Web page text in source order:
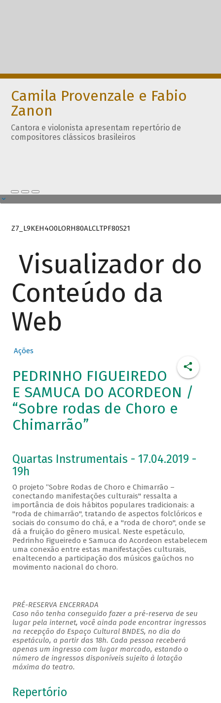
Camila Provenzale e Fabio
Zanon
Cantora e violonista apresentam repertório de
compositores clássicos brasileiros
Z7_L9KEH4O0LORH80ALCLTPF80S21
Visualizador do
Conteúdo da
Web
Ações
PEDRINHO FIGUEIREDO
E SAMUCA DO ACORDEON /
“Sobre rodas de Choro e
Chimarrão”
Quartas Instrumentais - 17.04.2019 -
19h
O projeto “Sobre Rodas de Choro e Chimarrão –
conectando manifestações culturais" ressalta a
importância de dois hábitos populares tradicionais: a
"roda de chimarrão", tratando de aspectos folclóricos e
sociais do consumo do chá, e a "roda de choro", onde se
dá a fruição do gênero musical. Neste espetáculo,
Pedrinho Figueiredo e Samuca do Acordeon estabelecem
uma conexão entre estas manifestações culturais,
enaltecendo a participação dos músicos gaúchos no
movimento nacional do choro.
PRÉ-RESERVA ENCERRADA
Caso não tenha conseguido fazer a pré-reserva de seu
lugar pela internet, você ainda pode encontrar ingressos
na recepção do Espaço Cultural BNDES, no dia do
espetáculo, a partir das 18h. Cada pessoa receberá
apenas um ingresso com lugar marcado, estando o
número de ingressos disponíveis sujeito à lotação
máxima do teatro.
Repertório